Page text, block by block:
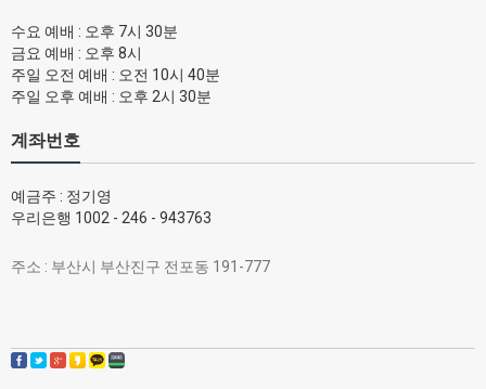
수요 예배 : 오후 7시 30분
금요 예배 : 오후 8시
주일 오전 예배 : 오전 10시 40분
주일 오후 예배 : 오후 2시 30분
계좌번호
예금주 : 정기영
우리은행 1002 - 246 - 943763
주소 : 부산시 부산진구 전포동 191-777